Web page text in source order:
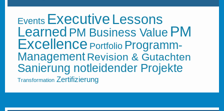
Events Executive Lessons
Learned PM Business Value PM
Excellence Portfolio Programm-
Management Revision & Gutachten
Sanierung notleidender Projekte
Transformation Zertifizierung